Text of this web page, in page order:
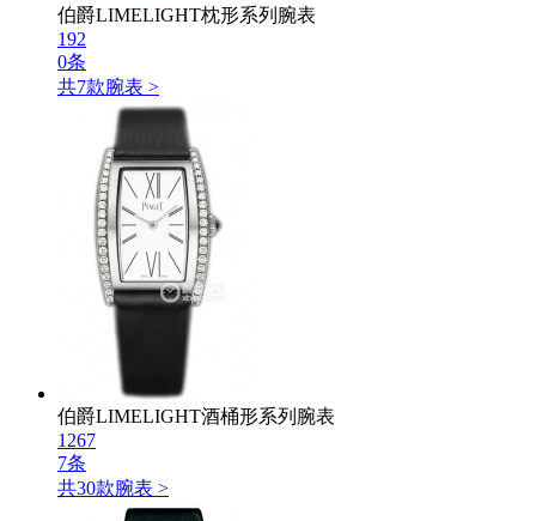
伯爵LIMELIGHT枕形系列腕表
192
0条
共7款腕表 >
伯爵LIMELIGHT酒桶形系列腕表
1267
7条
共30款腕表 >